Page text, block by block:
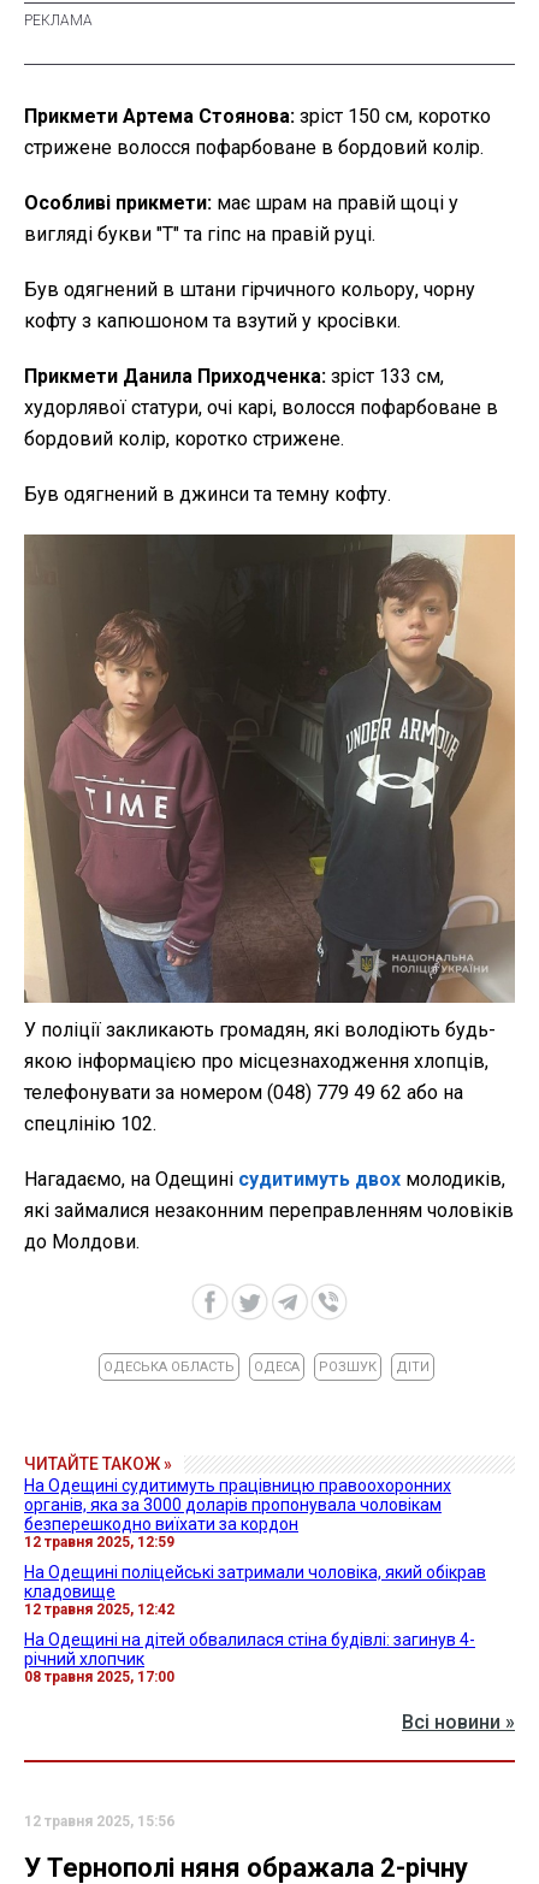
Прикмети Артема Стоянова: зріст 150 см, коротко
стрижене волосся пофарбоване в бордовий колір.
Особливі прикмети: має шрам на правій щоці у
вигляді букви "Т" та гіпс на правій руці.
Був одягнений в штани гірчичного кольору, чорну
кофту з капюшоном та взутий у кросівки.
Прикмети Данила Приходченка: зріст 133 см,
худорлявої статури, очі карі, волосся пофарбоване в
бордовий колір, коротко стрижене.
Був одягнений в джинси та темну кофту.
У поліції закликають громадян, які володіють будь-
якою інформацією про місцезнаходження хлопців,
телефонувати за номером (048) 779 49 62 або на
спецлінію 102.
Нагадаємо, на Одещині судитимуть двох молодиків,
які займалися незаконним переправленням чоловіків
до Молдови.
ОДЕСЬКА ОБЛАСТЬ ОДЕСА РОЗШУК ДІТИ
ЧИТАЙТЕ ТАКОЖ »
На Одещині судитимуть працівницю правоохоронних
органів, яка за 3000 доларів пропонувала чоловікам
безперешкодно виїхати за кордон
12 травня 2025, 12:59
На Одещині поліцейські затримали чоловіка, який обікрав
кладовище
12 травня 2025, 12:42
На Одещині на дітей обвалилася стіна будівлі: загинув 4-
річний хлопчик
08 травня 2025, 17:00
Всі новини »
12 травня 2025, 15:56
У Тернополі няня ображала 2-річну